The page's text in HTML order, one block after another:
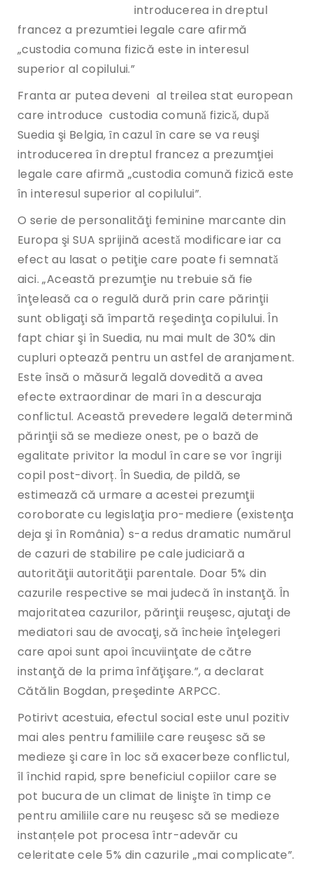
introducerea in dreptul
francez a prezumtiei legale care afirmă
„custodia comuna fizică este in interesul
superior al copilului.”
Franta ar putea deveni al treilea stat european
care introduce custodia comunǎ fizicǎ, dupǎ
Suedia şi Belgia, ȋn cazul ȋn care se va reuşi
introducerea în dreptul francez a prezumţiei
legale care afirmă „custodia comună fizică este
în interesul superior al copilului”.
O serie de personalităţi feminine marcante din
Europa şi SUA sprijină acestǎ modificare iar ca
efect au lasat o petiţie care poate fi semnatǎ
aici. „Această prezumţie nu trebuie să fie
înţeleasă ca o regulă dură prin care părinţii
sunt obligaţi să împartă reşedinţa copilului. În
fapt chiar şi în Suedia, nu mai mult de 30% din
cupluri optează pentru un astfel de aranjament.
Este însă o măsură legală dovedită a avea
efecte extraordinar de mari în a descuraja
conflictul. Această prevedere legală determină
părinţii să se medieze onest, pe o bază de
egalitate privitor la modul în care se vor îngriji
copil post-divorț. În Suedia, de pildă, se
estimează că urmare a acestei prezumţii
coroborate cu legislaţia pro-mediere (existenţa
deja şi în România) s-a redus dramatic numărul
de cazuri de stabilire pe cale judiciară a
autorităţii autorităţii parentale. Doar 5% din
cazurile respective se mai judecă în instanţă. În
majoritatea cazurilor, părinţii reuşesc, ajutaţi de
mediatori sau de avocaţi, să încheie înţelegeri
care apoi sunt apoi încuviinţate de către
instanţă de la prima înfăţişare.”, a declarat
Cătălin Bogdan, preşedinte ARPCC.
Potirivt acestuia, efectul social este unul pozitiv
mai ales pentru familiile care reuşesc să se
medieze şi care în loc să exacerbeze conflictul,
îl închid rapid, spre beneficiul copiilor care se
pot bucura de un climat de linişte ȋn timp ce
pentru amiliile care nu reuşesc să se medieze
instanțele pot procesa într-adevăr cu
celeritate cele 5% din cazurile „mai complicate”.